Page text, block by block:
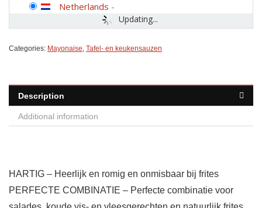
Updating...
Netherlands -
Categories: Mayonaise, Tafel- en keukensauzen
Description
Additional information
HARTIG – Heerlijk en romig en onmisbaar bij frites
PERFECTE COMBINATIE – Perfecte combinatie voor